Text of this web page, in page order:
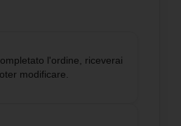
l'ordine, riceverai
modificare.